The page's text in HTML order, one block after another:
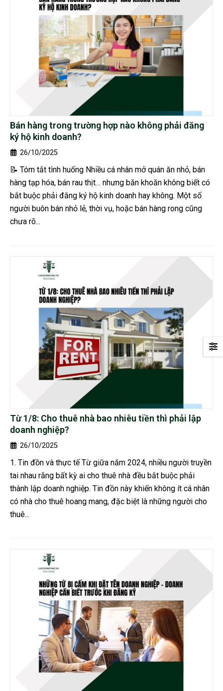
Bán hàng trong trường hợp nào không phải đăng
ký hộ kinh doanh?
26/10/2025
📝 Tóm tắt tình huống Nhiều cá nhân mở quán ăn nhỏ, bán
hàng tạp hóa, bán rau thịt… nhưng băn khoăn không biết có
bắt buộc phải đăng ký hộ kinh doanh hay không. Một số
người buôn bán nhỏ lẻ, thời vụ, hoặc bán hàng rong cũng
chưa rõ...
Từ 1/8: Cho thuê nhà bao nhiêu tiền thì phải lập
doanh nghiệp?
26/10/2025
1. Tin đồn và thực tế Từ giữa năm 2024, nhiều người truyền
tai nhau rằng bất kỳ ai cho thuê nhà đều bắt buộc phải
thành lập doanh nghiệp. Tin đồn này khiến không ít cá nhân
có nhà cho thuê hoang mang, đặc biệt là những người cho
thuê...